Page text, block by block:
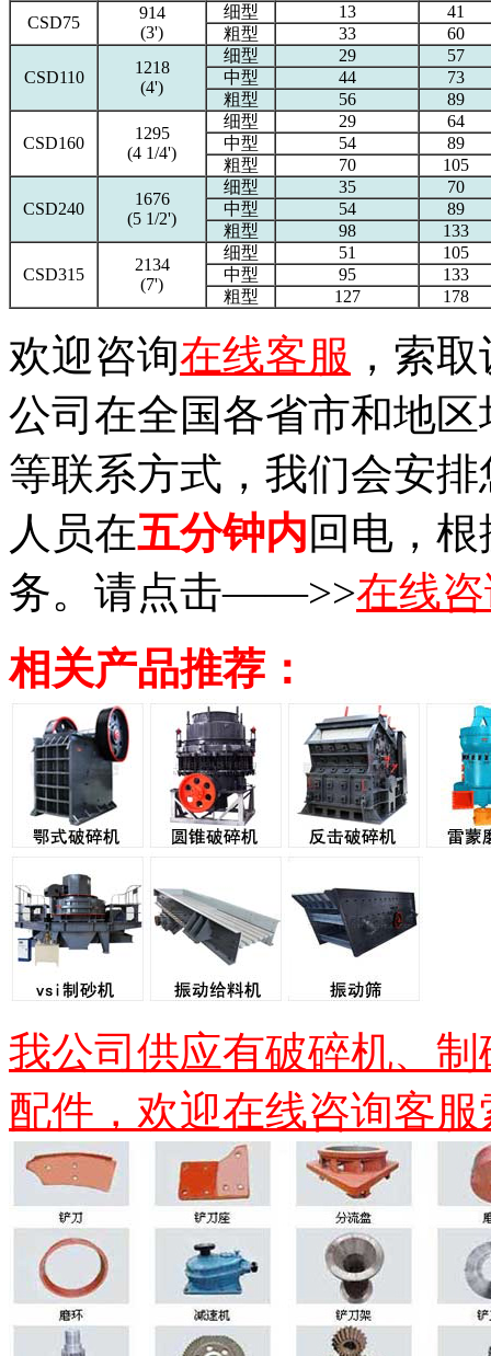
CSD75
914
(3')
细型 13
41
粗型
33 60
CSD110
1218
(4')
细型 29
57
中型
44
73
粗型
56 89
CSD160
1295
(4 1/4')
细型 29
64
中型
54
89
粗型
70 105
CSD240
1676
(5 1/2')
细型 35
70
中型
54
89
粗型
98 133
CSD315
2134
(7')
细型 51
105
中型
95
133
粗型
127 178
欢迎咨询在线客服 ，索
公司在全国各省市和地
等联系方式，我们会安
人员在五分钟内回电，
务。请点击——>>在线
相关产品推荐：
我公司供应有破碎机、
配件，欢迎在线咨询客